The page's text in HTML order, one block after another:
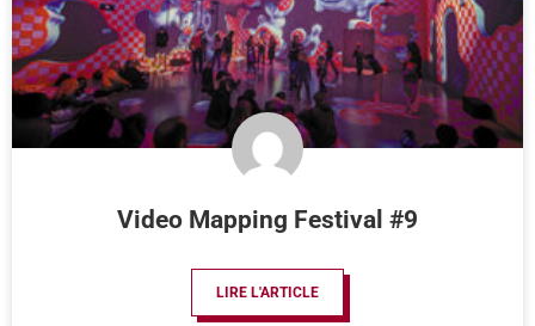
Video Mapping Festival #9
LIRE L'ARTICLE